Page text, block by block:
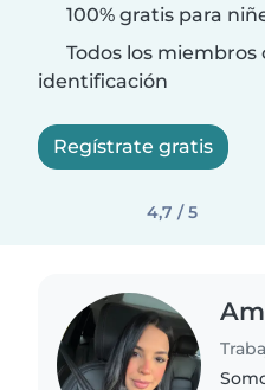
100% gratis para
Todos los
identificación
Regístrate gratis
4,7 / 5